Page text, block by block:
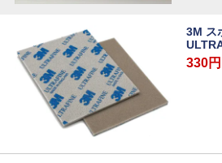
3M ス
330円